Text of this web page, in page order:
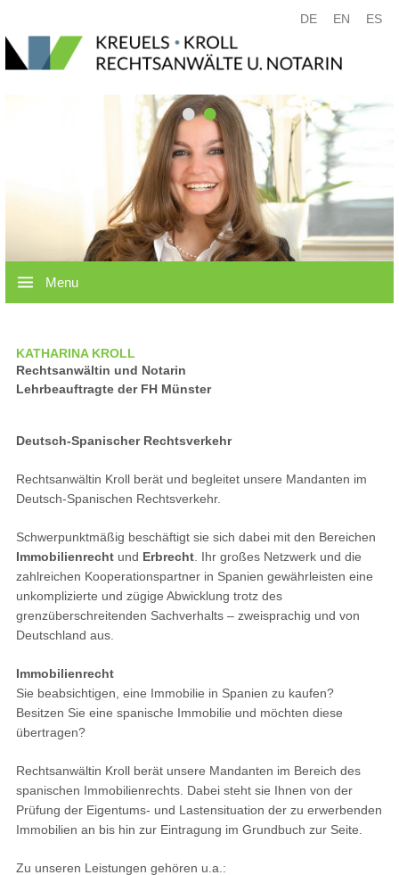
••
Menu
KATHARINA KROLL
Rechtsanwältin und Notarin
Lehrbeauftragte der FH Münster
Deutsch-Spanischer Rechtsverkehr
Rechtsanwältin Kroll berät und begleitet unsere Mandanten im
Deutsch-Spanischen Rechtsverkehr.
Schwerpunktmäßig beschäftigt sie sich dabei mit den Bereichen
Immobilienrecht und Erbrecht . Ihr großes Netzwerk und die
zahlreichen Kooperationspartner in Spanien gewährleisten eine
unkomplizierte und zügige Abwicklung trotz des
grenzüberschreitenden Sachverhalts – zweisprachig und von
Deutschland aus.
Immobilienrecht
Sie beabsichtigen, eine Immobilie in Spanien zu kaufen?
Besitzen Sie eine spanische Immobilie und möchten diese
übertragen?
Rechtsanwältin Kroll berät unsere Mandanten im Bereich des
spanischen Immobilienrechts. Dabei steht sie Ihnen von der
Prüfung der Eigentums- und Lastensituation der zu erwerbenden
Immobilien an bis hin zur Eintragung im Grundbuch zur Seite.
Zu unseren Leistungen gehören u.a.:
DE EN ES